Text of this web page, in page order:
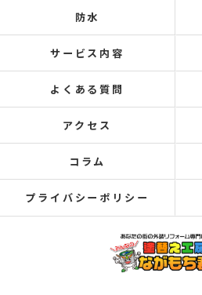
防水
サービス内容
よくある質問
アクセス
コラム
プライバシーポリシー